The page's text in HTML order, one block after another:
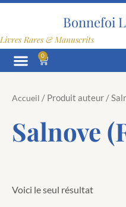
Aller
Bonnefoi
Livres Rares & Manuscrits
0
Panier
Accueil / Produit auteur /
Salnove
Voici le seul résultat